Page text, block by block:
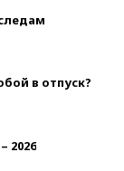
в отпуск?
2026